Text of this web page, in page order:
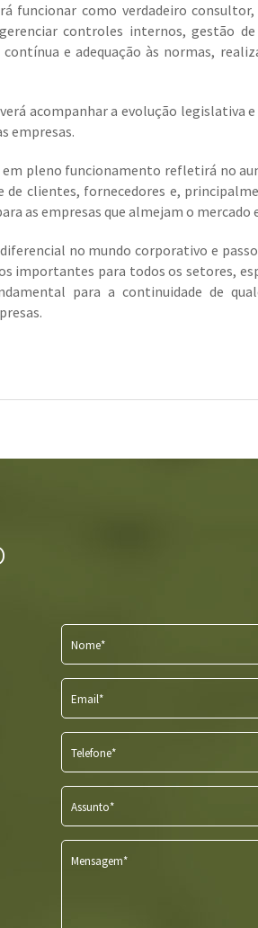
funcionar como verdadeiro
controles internos, gestão
e adequação às normas,
acompanhar a evolução legislativa
empresas.
pleno funcionamento refletirá no
clientes, fornecedores e,
as empresas que almejam o mercado
no mundo corporativo e
importantes para todos os setores,
para a continuidade de
Nome*
Email*
Telefone*
Assunto*
Mensagem*